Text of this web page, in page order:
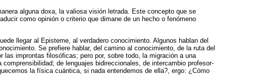
alguna doxa, la valiosa visión letrada. Este concepto que se
como opinión o criterio que dimane de un hecho o fenómeno
llegar al Episteme, al verdadero conocimiento. Algunos hablan del
Se prefiere hablar, del camino al conocimiento, de la ruta del
improntas filosóficas; pero por, sobre todo, la migración a una
de lenguajes bidireccionales, de intercambio profesor-
la física cuántica, si nada entendemos de ella?, ergo: ¿Cómo